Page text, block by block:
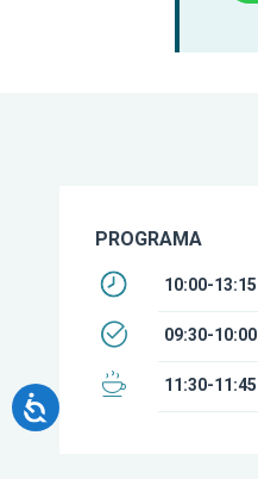
PROGRAMA
10:00-13:15
09:30-10:00
11:30-11:45